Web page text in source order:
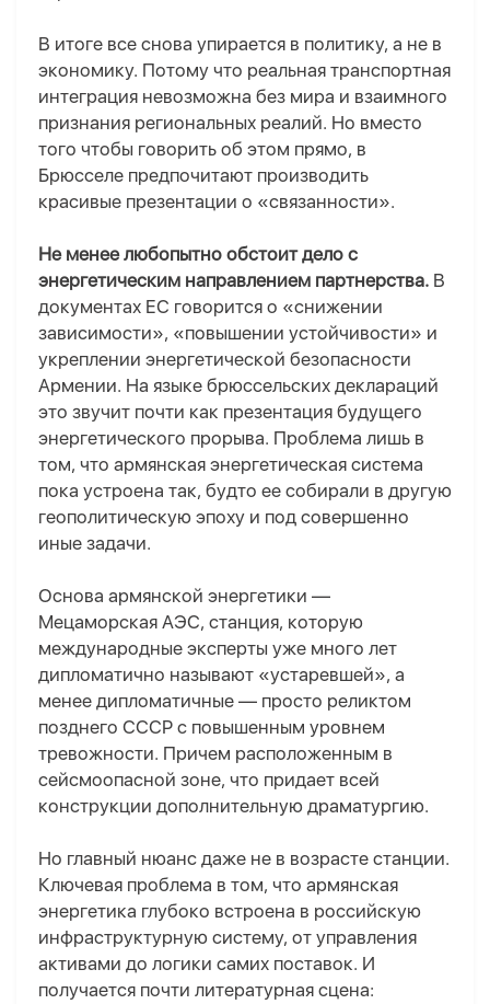
В итоге все снова упирается в политику, а не в
экономику. Потому что реальная транспортная
интеграция невозможна без мира и взаимного
признания региональных реалий. Но вместо
того чтобы говорить об этом прямо, в
Брюсселе предпочитают производить
красивые презентации о «связанности».
Не менее любопытно обстоит дело с
энергетическим направлением партнерства. В
документах ЕС говорится о «снижении
зависимости», «повышении устойчивости» и
укреплении энергетической безопасности
Армении. На языке брюссельских деклараций
это звучит почти как презентация будущего
энергетического прорыва. Проблема лишь в
том, что армянская энергетическая система
пока устроена так, будто ее собирали в другую
геополитическую эпоху и под совершенно
иные задачи.
Основа армянской энергетики —
Мецаморская АЭС, станция, которую
международные эксперты уже много лет
дипломатично называют «устаревшей», а
менее дипломатичные — просто реликтом
позднего СССР с повышенным уровнем
тревожности. Причем расположенным в
сейсмоопасной зоне, что придает всей
конструкции дополнительную драматургию.
Но главный нюанс даже не в возрасте станции.
Ключевая проблема в том, что армянская
энергетика глубоко встроена в российскую
инфраструктурную систему, от управления
активами до логики самих поставок. И
получается почти литературная сцена: